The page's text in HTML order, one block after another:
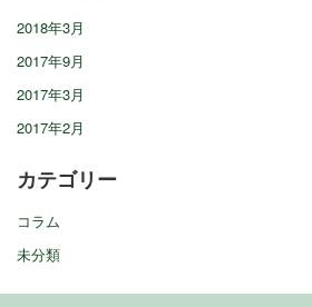
2018年3月
2017年9月
2017年3月
2017年2月
カテゴリー
コラム
未分類